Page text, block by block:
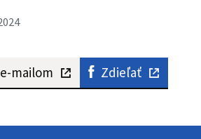
mailom Zdieľať